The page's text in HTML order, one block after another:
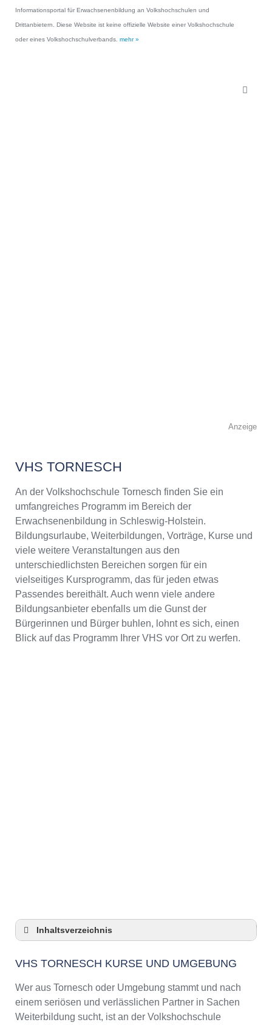
Informationsportal für Erwachsenenbildung an Volkshochschulen und
Drittanbietern. Diese Website ist keine offizielle Website einer Volkshochschule
oder eines Volkshochschulverbands. mehr »
Anzeige
VHS TORNESCH
An der Volkshochschule Tornesch finden Sie ein
umfangreiches Programm im Bereich der
Erwachsenenbildung in Schleswig-Holstein.
Bildungsurlaube, Weiterbildungen, Vorträge, Kurse und
viele weitere Veranstaltungen aus den
unterschiedlichsten Bereichen sorgen für ein
vielseitiges Kursprogramm, das für jeden etwas
Passendes bereithält. Auch wenn viele andere
Bildungsanbieter ebenfalls um die Gunst der
Bürgerinnen und Bürger buhlen, lohnt es sich, einen
Blick auf das Programm Ihrer VHS vor Ort zu werfen.
Anzeige
Inhaltsverzeichnis
VHS Tornesch – Öffnungszeiten und
Top-Kurse an der Abendschule Tornesch
Online-Kurse – Alternative Angebote zu einem
VHS TORNESCH KURSE UND UMGEBUNG
Wer aus Tornesch oder Umgebung stammt und nach
einem seriösen und verlässlichen Partner in Sachen
Weiterbildung sucht, ist an der Volkshochschule